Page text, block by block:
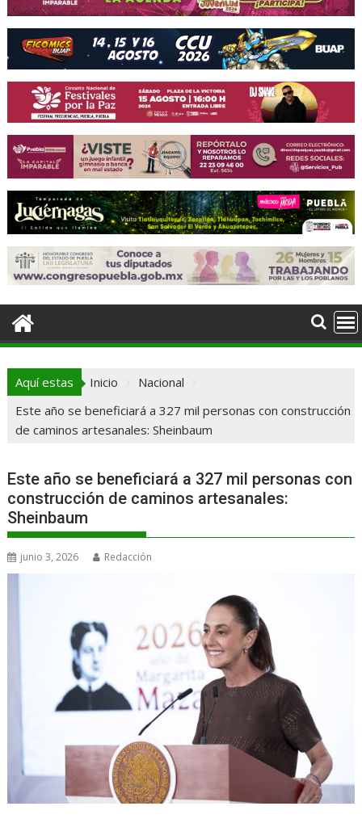
Aquí estas Inicio
Nacional
Este año se beneficiará a 327 mil personas con construcción
de caminos artesanales: Sheinbaum
Este año se beneficiará a 327 mil personas con
construcción de caminos artesanales:
Sheinbaum
junio 3, 2026 Redacción